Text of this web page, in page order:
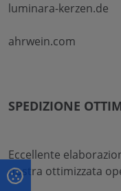
luminara-kerzen.de
ahrwein.com
SPEDIZIONE
Eccellente
nostra ottimizzata